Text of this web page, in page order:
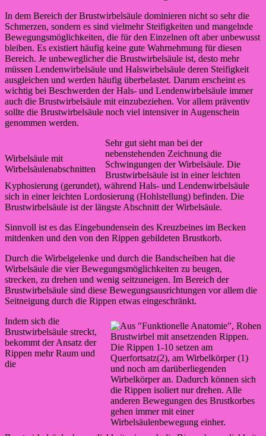
In dem Bereich der Brustwirbelsäule dominieren nicht so sehr die
Schmerzen, sondern es sind vielmehr Steifigkeiten und mangelnde
Bewegungsmöglichkeiten, die für den Einzelnen oft aber unbewusst
bleiben. Es existiert häufig keine gute Wahrnehmung für diesen
Bereich. Je unbeweglicher die Brustwirbelsäule ist, desto mehr
müssen Lendenwirbelsäule und Halswirbelsäule deren Steifigkeit
ausgleichen und werden häufig überbelastet. Darum erscheint es
wichtig bei Beschwerden der Hals- und Lendenwirbelsäule immer
auch die Brustwirbelsäule mit einzubeziehen. Vor allem präventiv
sollte die Brustwirbelsäule noch viel intensiver in Augenschein
genommen werden.
Wirbelsäule mit
Wirbelsäulenabschnitten
Sehr gut sieht man bei der
nebenstehenden Zeichnung die
Schwingungen der Wirbelsäule. Die
Brustwirbelsäule ist in einer leichten
Kyphosierung (gerundet), während Hals- und Lendenwirbelsäule
sich in einer leichten Lordosierung (Hohlstellung) befinden. Die
Brustwirbelsäule ist der längste Abschnitt der Wirbelsäule.
Sinnvoll ist es das Eingebundensein des Kreuzbeines im Becken
mitdenken und den von den Rippen gebildeten Brustkorb.
Durch die Wirbelgelenke und durch die Bandscheiben hat die
Wirbelsäule die vier Bewegungsmöglichkeiten zu beugen,
strecken, zu drehen und wenig seitzuneigen. Im Bereich der
Brustwirbelsäule sind diese Bewegungsausrichtungen vor allem die
Seitneigung durch die Rippen etwas eingeschränkt.
Brustwirbel mit ansetzenden Rippen.
Die Rippen 1-10 setzen am
Querfortsatz(2), am Wirbelkörper (1)
und noch am darüberliegenden
Wirbelkörper an. Dadurch können sich
die Rippen isoliert nur drehen. Alle
anderen Bewegungen des Brustkorbes
gehen immer mit einer
Wirbelsäulenbewegung einher.
Indem sich die
Brustwirbelsäule streckt,
bekommt der Ansatz der
Rippen mehr Raum und
die